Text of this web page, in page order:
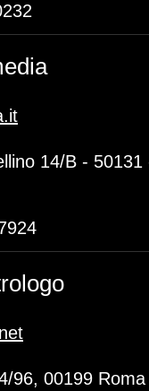
14/B - 50131
96, 00199 Roma